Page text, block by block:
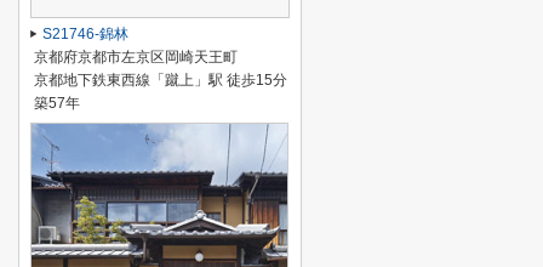
S21746-錦林
京都府京都市左京区岡崎天王町
京都地下鉄東西線「蹴上」駅 徒歩15分
築57年